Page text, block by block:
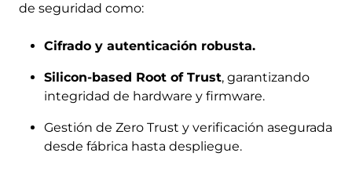
de seguridad como:
Cifrado y autenticación robusta.
Silicon-based Root of Trust, garantizando
integridad de hardware y firmware.
Gestión de Zero Trust y verificación asegurada
desde fábrica hasta despliegue.